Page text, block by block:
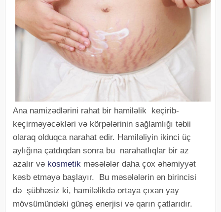
Ana namizədlərini rahat bir hamiləlik keçirib-
keçirməyəcəkləri və körpələrinin sağlamlığı təbii
olaraq olduqca narahat edir. Hamiləliyin ikinci üç
aylığına çatdıqdan sonra bu narahatlıqlar bir az
azalır və kosmetik məsələlər daha çox əhəmiyyət
kəsb etməyə başlayır. Bu məsələlərin ən birincisi
də şübhəsiz ki, hamiləlikdə ortaya çıxan yay
mövsümündəki günəş enerjisi və qarın çatlarıdır.